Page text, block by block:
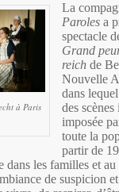
à Paris
La
Parolesa
spectacle
Grand
reichde
Nouvelle
dans
des
imposée
toute la
partir de
dans les familles et
de suspicion